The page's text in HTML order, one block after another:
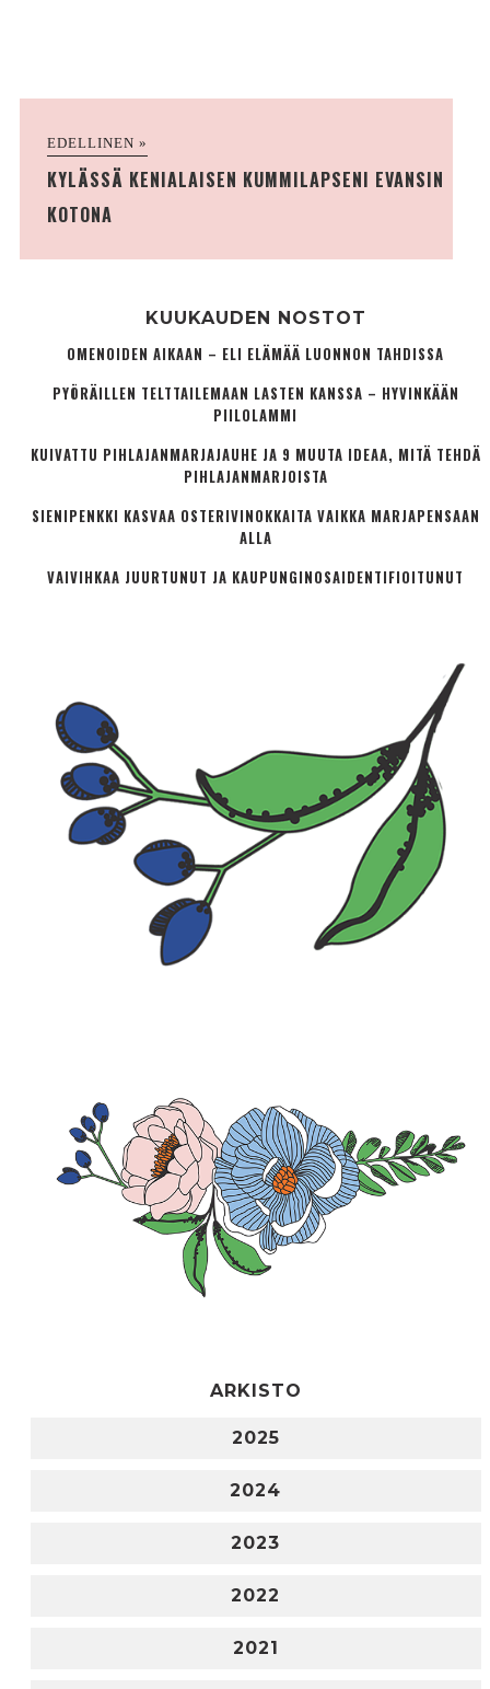
EDELLINEN »
KYLÄSSÄ KENIALAISEN KUMMILAPSENI EVANSIN
KOTONA
KUUKAUDEN NOSTOT
OMENOIDEN AIKAAN – ELI ELÄMÄÄ LUONNON TAHDISSA
PYÖRÄILLEN TELTTAILEMAAN LASTEN KANSSA – HYVINKÄÄN
PIILOLAMMI
KUIVATTU PIHLAJANMARJAJAUHE JA 9 MUUTA IDEAA, MITÄ TEHDÄ
PIHLAJANMARJOISTA
SIENIPENKKI KASVAA OSTERIVINOKKAITA VAIKKA MARJAPENSAAN
ALLA
VAIVIHKAA JUURTUNUT JA KAUPUNGINOSA­IDENTIFIOITUNUT
ARKISTO
2025
2024
2023
2022
2021